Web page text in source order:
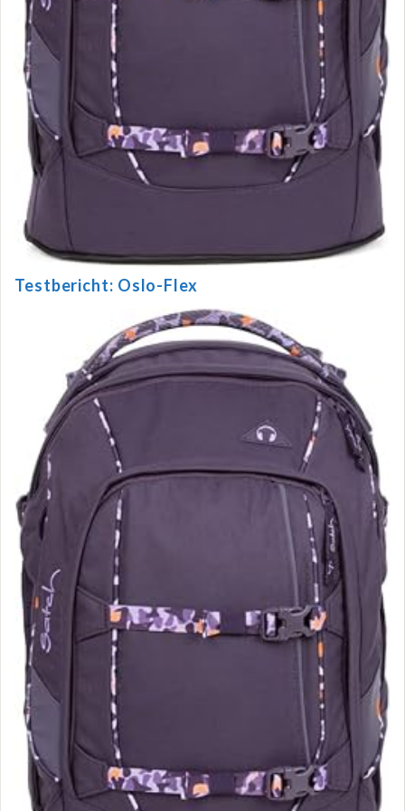
Testbericht: Oslo-Flex